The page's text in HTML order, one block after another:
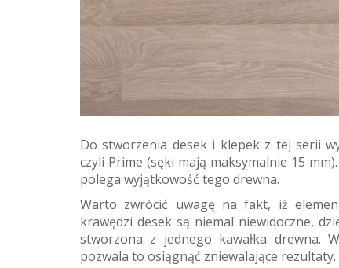
Do stworzenia desek i klepek z tej serii
czyli Prime (sęki mają maksymalnie 15
polega wyjątkowość tego drewna.
Warto zwrócić uwagę na fakt, iż
krawędzi desek są niemal niewidoczne,
stworzona z jednego kawałka drewna.
pozwala to osiągnąć zniewalające rezultaty.